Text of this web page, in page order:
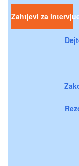
Zahtjevi za